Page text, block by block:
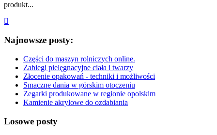
produkt...
Najnowsze posty:
Części do maszyn rolniczych online.
Zabiegi pielęgnacyjne ciała i twarzy
Złocenie opakowań - techniki i możliwości
Smaczne dania w górskim otoczeniu
Zegarki produkowane w regionie opolskim
Kamienie akrylowe do ozdabiania
Losowe posty